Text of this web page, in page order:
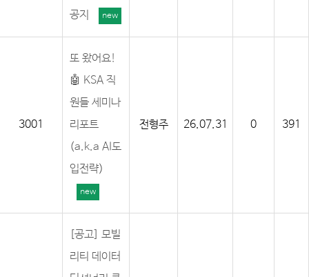
공지
new
3001
또 왔어요!
🤖 KSA 직
원들 세미나
리포트
(a.k.a AI도
입전략)
new
전형주 26.07.31 0 391
[공고] 모빌
리티 데이터